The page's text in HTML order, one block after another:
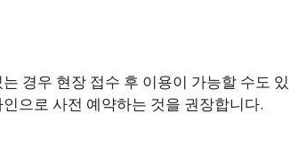
경우 현장 접수 후 이용이 가능할 수도 있
으로 사전 예약하는 것을 권장합니다.